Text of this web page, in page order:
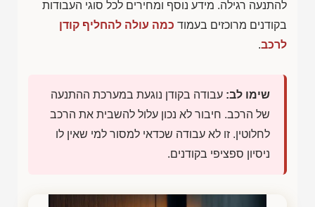
להתנעה רגילה. מידע נוסף ומחירים לכל סוגי העבודות
בקודנים מרוכזים בעמוד כמה עולה להחליף קודן
לרכב.
שימו לב: עבודה בקודן נוגעת במערכת ההתנעה
של הרכב. חיבור לא נכון עלול להשבית את הרכב
לחלוטין. זו לא עבודה שכדאי למסור למי שאין לו
ניסיון ספציפי בקודנים.